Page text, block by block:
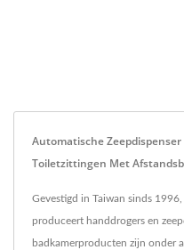
Automatische
Toiletzittingen Met
Gevestigd in Taiwan sinds
produceert handdrogers en
badkamerproducten zijn onder